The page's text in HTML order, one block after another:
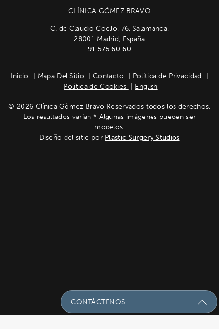
CLÍNICA GÓMEZ BRAVO
C. de Claudio Coello, 76, Salamanca,
28001 Madrid, España
91 575 60 60
Inicio Mapa Del Sitio Contacto
Política de Privacidad
Política de Cookies
English
© 2026 Clínica Gómez Bravo Reservados todos los derechos.
Los resultados varían * Algunas imágenes pueden ser
modelos.
Diseño del sitio por Plastic Surgery Studios
CONTÁCTENOS